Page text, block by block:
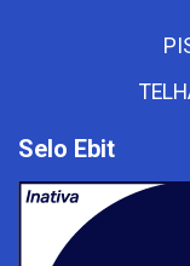
Selo Ebit